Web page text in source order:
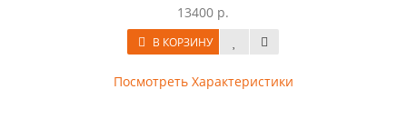
13400 р.
В КОРЗИНУ
Посмотреть Характеристики